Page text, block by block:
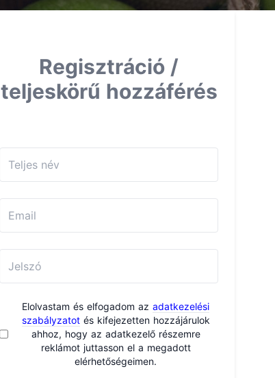
Regisztráció /
teljeskörű hozzáférés
Elolvastam és elfogadom azadatkezelési
szabályzatotés kifejezetten hozzájárulok
ahhoz, hogy az adatkezelő részemre
reklámot juttasson el a megadott
elérhetőségeimen.